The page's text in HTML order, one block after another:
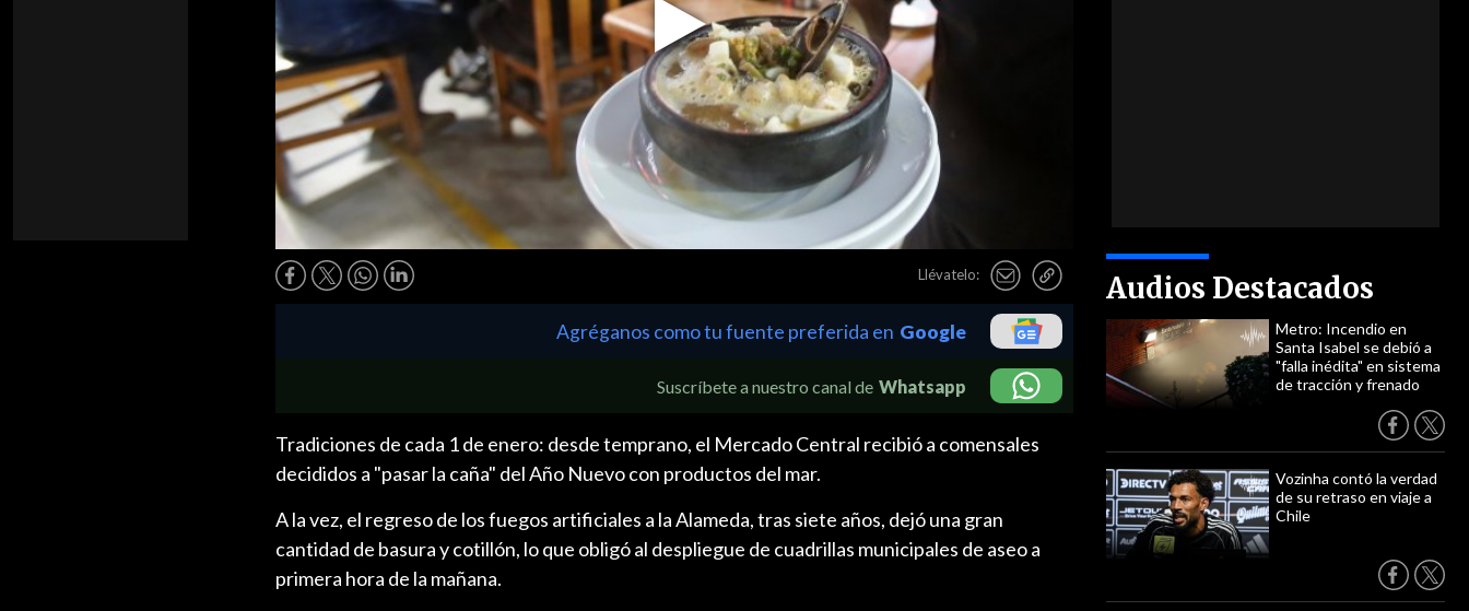
Play
Video
Llévatelo: Audios Destacados
Metro: Incendio en
Santa Isabel se debió a
"falla inédita" en sistema
de tracción y frenado
Vozinha contó la verdad
de su retraso en viaje a
Chile
Agréganos como tu fuente preferida en Google
Suscríbete a nuestro canal de Whatsapp
Tradiciones de cada 1 de enero: desde temprano, el Mercado Central recibió a comensales
decididos a "pasar la caña" del Año Nuevo con productos del mar.
A la vez, el regreso de los fuegos artificiales a la Alameda, tras siete años, dejó una gran
cantidad de basura y cotillón, lo que obligó al despliegue de cuadrillas municipales de aseo a
primera hora de la mañana.